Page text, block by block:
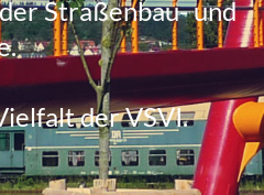
Straßenbau- und
der VSVI.